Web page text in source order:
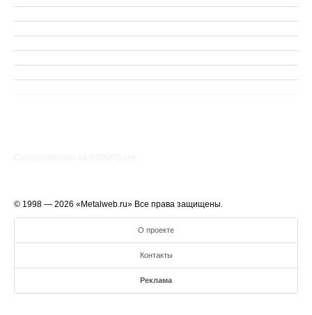
© 1998 — 2026 «Metalweb.ru» Все права защищены.
О проекте
Контакты
Реклама